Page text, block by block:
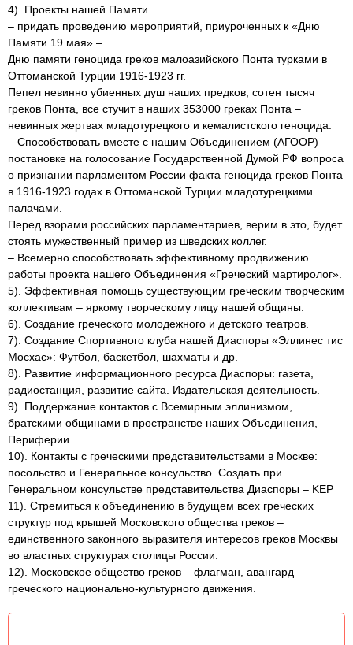
4). Проекты нашей Памяти
– придать проведению мероприятий, приуроченных к «Дню
Памяти 19 мая» –
Дню памяти геноцида греков малоазийского Понта турками в
Оттоманской Турции 1916-1923 гг.
Пепел невинно убиенных душ наших предков, сотен тысяч
греков Понта, все стучит в наших 353000 греках Понта –
невинных жертвах младотурецкого и кемалистского геноцида.
– Способствовать вместе с нашим Объединением (АГООР)
постановке на голосование Государственной Думой РФ вопроса
о признании парламентом России факта геноцида греков Понта
в 1916-1923 годах в Оттоманской Турции младотурецкими
палачами.
Перед взорами российских парламентариев, верим в это, будет
стоять мужественный пример из шведских коллег.
– Всемерно способствовать эффективному продвижению
работы проекта нашего Объединения «Греческий мартиролог».
5). Эффективная помощь существующим греческим творческим
коллективам – яркому творческому лицу нашей общины.
6). Создание греческого молодежного и детского театров.
7). Создание Спортивного клуба нашей Диаспоры «Эллинес тис
Мосхас»: Футбол, баскетбол, шахматы и др.
8). Развитие информационного ресурса Диаспоры: газета,
радиостанция, развитие сайта. Издательская деятельность.
9). Поддержание контактов с Всемирным эллинизмом,
братскими общинами в пространстве наших Объединения,
Периферии.
10). Контакты с греческими представительствами в Москве:
посольство и Генеральное консульство. Создать при
Генеральном консульстве представительства Диаспоры – KEP
11). Стремиться к объединению в будущем всех греческих
структур под крышей Московского общества греков –
единственного законного выразителя интересов греков Москвы
во властных структурах столицы России.
12). Московское общество греков – флагман, авангард
греческого национально-культурного движения.